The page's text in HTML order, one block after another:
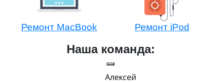
Ремонт MacBook Ремонт iPod
Наша команда:
Алексей